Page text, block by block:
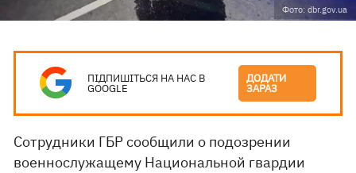
Фото: dbr.gov.ua
ПІДПИШІТЬСЯ НА НАС В
GOOGLE
ДОДАТИ
ЗАРАЗ
Сотрудники ГБР сообщили о подозрении
военнослужащему Национальной гвардии